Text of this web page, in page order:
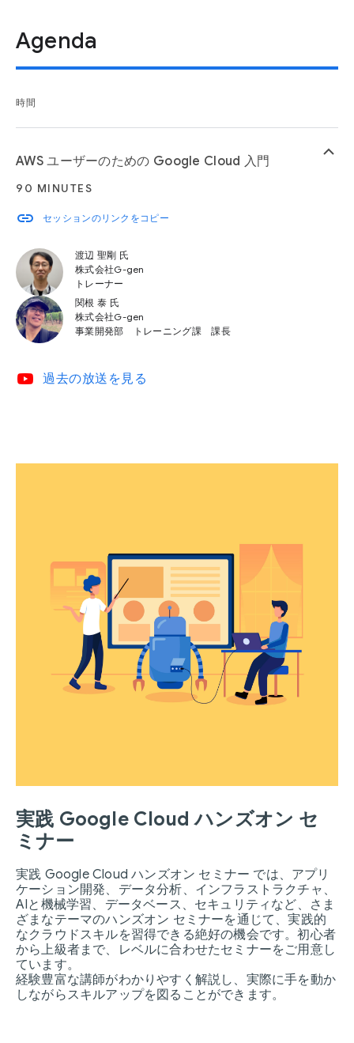
Agenda
時間
AWS ユーザーのための Google Cloud 入門
90 MINUTES
link セッションのリンクをコピー
渡辺 聖剛 氏
株式会社G-gen
トレーナー
関根 泰 氏
株式会社G-gen
事業開発部 トレーニング課 課長
video_youtube 過去の放送を見る
keyboard_arrow_up
実践 Google Cloud ハンズオン セ
ミナー
実践 Google Cloud ハンズオン セミナー では、アプリ
ケーション開発、データ分析、インフラストラクチャ、
AIと機械学習、データベース、セキュリティなど、さま
ざまなテーマのハンズオン セミナーを通じて、実践的
なクラウドスキルを習得できる絶好の機会です。初心者
から上級者まで、レベルに合わせたセミナーをご用意し
ています。
経験豊富な講師がわかりやすく解説し、実際に手を動か
しながらスキルアップを図ることができます。